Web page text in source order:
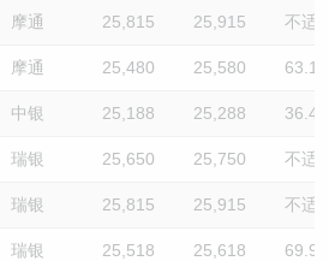
摩通 25,815 25,915 不适
摩通 25,480 25,580 63.1
中银 25,188 25,288 36.4
瑞银 25,650 25,750 不适
瑞银 25,815 25,915 不适
瑞银 25,518 25,618 69.9